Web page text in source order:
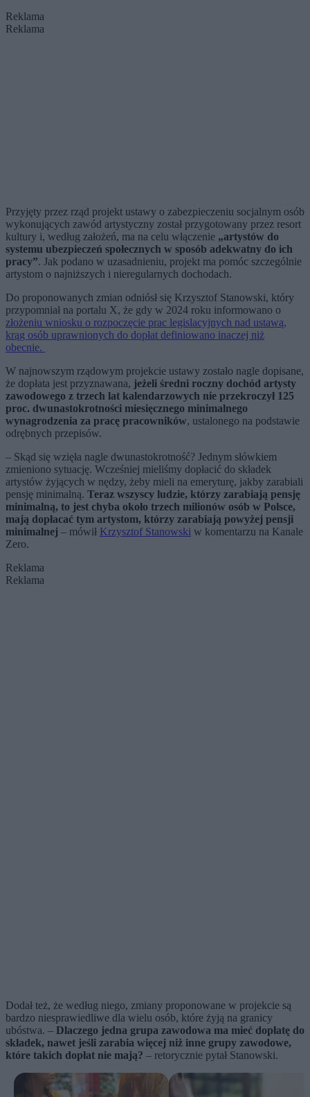
Reklama
Reklama
Przyjęty przez rząd projekt ustawy o zabezpieczeniu socjalnym osób
wykonujących zawód artystyczny został przygotowany przez resort
kultury i, według założeń, ma na celu włączenie „artystów do
systemu ubezpieczeń społecznych w sposób adekwatny do ich
pracy”. Jak podano w uzasadnieniu, projekt ma pomóc szczególnie
artystom o najniższych i nieregularnych dochodach.
Do proponowanych zmian odniósł się Krzysztof Stanowski, który
przypomniał na portalu X, że gdy w 2024 roku informowano o
złożeniu wniosku o rozpoczęcie prac legislacyjnych nad ustawą,
krąg osób uprawnionych do dopłat definiowano inaczej niż
obecnie.
W najnowszym rządowym projekcie ustawy zostało nagle dopisane,
że dopłata jest przyznawana, jeżeli średni roczny dochód artysty
zawodowego z trzech lat kalendarzowych nie przekroczył 125
proc. dwunastokrotności miesięcznego minimalnego
wynagrodzenia za pracę pracowników, ustalonego na podstawie
odrębnych przepisów.
– Skąd się wzięła nagle dwunastokrotność? Jednym słówkiem
zmieniono sytuację. Wcześniej mieliśmy dopłacić do składek
artystów żyjących w nędzy, żeby mieli na emeryturę, jakby zarabiali
pensję minimalną. Teraz wszyscy ludzie, którzy zarabiają pensję
minimalną, to jest chyba około trzech milionów osób w Polsce,
mają dopłacać tym artystom, którzy zarabiają powyżej pensji
minimalnej – mówił Krzysztof Stanowski w komentarzu na Kanale
Zero.
Reklama
Reklama
Dodał też, że według niego, zmiany proponowane w projekcie są
bardzo niesprawiedliwe dla wielu osób, które żyją na granicy
ubóstwa. – Dlaczego jedna grupa zawodowa ma mieć dopłatę do
składek, nawet jeśli zarabia więcej niż inne grupy zawodowe,
które takich dopłat nie mają? – retorycznie pytał Stanowski.